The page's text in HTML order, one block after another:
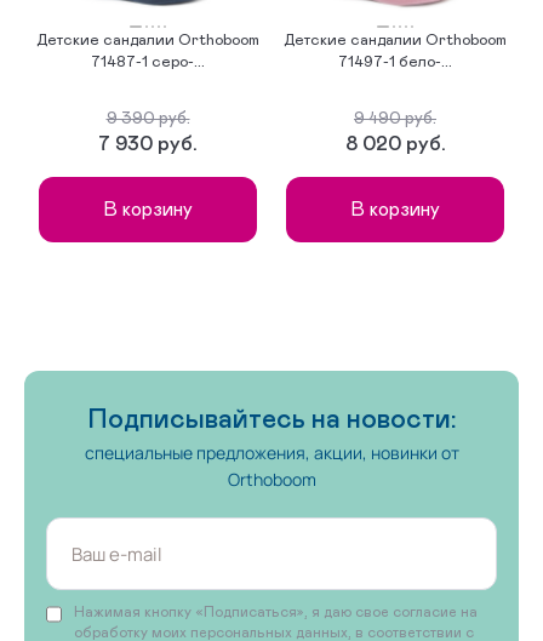
Туфли 30 размера Туфли 33 размера
Кроссовки 32 размера 35 размер
Кеды 23 размера Кроссовки 35 размера
Детские сандалии Orthoboom
71487-1 серо-...
9 390 руб.
7 930 руб.
В корзину
Детские сандалии Orthoboom
71497-1 бело-...
9 490 руб.
8 020 руб.
В корзину
Подписывайтесь на новости:
специальные предложения, акции, новинки от
Orthoboom
Нажимая кнопку «Подписаться», я даю свое согласие на
обработку моих персональных данных, в соответствии с